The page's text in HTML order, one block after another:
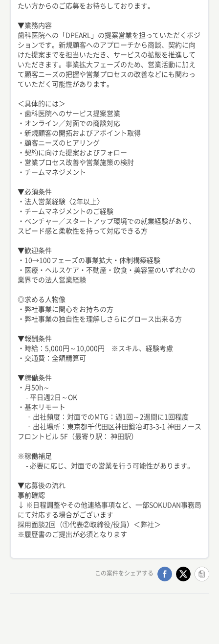
たい方からのご応募をお待ちしております。
▼業務内容
歯科医院への「DPEARL」の提案営業を担っていただくポジ
ションです。新規顧客へのアプローチから商談、契約に向
けた提案までを担当いただき、サービスの拡販を推進して
いただきます。事業拡大フェーズのため、営業活動に加え
て顧客ニーズの把握や営業プロセスの改善などにも関わっ
ていただく可能性があります。
＜具体的には＞
・歯科医院へのサービス提案営業
・オンライン／対面での商談対応
・新規顧客の開拓およびアポイント取得
・顧客ニーズのヒアリング
・契約に向けた提案およびフォロー
・営業プロセス改善や営業施策の検討
・チームマネジメント
▼必須条件
・法人営業経験〈2年以上〉
・チームマネジメントのご経験
・ベンチャー／スタートアップ環境での就業経験があり、
スピード感と柔軟性を持って対応できる方
▼歓迎条件
・10→100フェーズの事業拡大・体制構築経験
・医療・ヘルスケア・不動産・飲食・美容室のいずれかの
業界での法人営業経験
◎求める人物像
・弊社事業に関心をお持ちの方
・弊社事業の独自性を理解しさらにグロース出来る方
▼報酬条件
・時給：5,000円～10,000円 ※スキル、経験考慮
・交通費：全額精算可
▼稼働条件
・月50h～
- 平日週2日～OK
・基本リモート
‐出社頻度：対面でのMTG：週1回～2週間に1回程度
‐出社場所：東京都千代田区神田鍛冶町3-3-1 神田ノース
フロントビル 5F（最寄り駅： 神田駅）
※稼働補足
- 必要に応じ、対面での営業を行う可能性があります。
▼応募後の流れ
事前確認
↓ ※日程調整やその他連絡事項など、一部SOKUDAN事務局
にて対応する場合がございます
採用面談2回（①代表②取締役/役員）＜弊社＞
※履歴書のご提出が必須となります
この案件をシェアする